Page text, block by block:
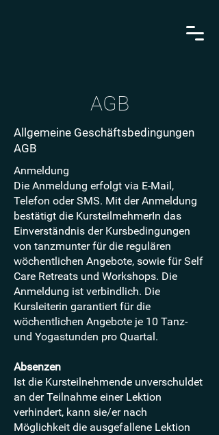
AGB
Allgemeine Geschäftsbedingungen
AGB
Anmeldung
Die Anmeldung erfolgt via E-Mail,
Telefon oder SMS. Mit der Anmeldung
bestätigt die KursteilmehmerIn das
Einverständnis der Kursbedingungen
von tanzmunter für die regulären
wöchentlichen Angebote, sowie für Self
Care Retreats und Workshops. Die
Anmeldung ist verbindlich. Die
Kursleiterin garantiert für die
wöchentlichen Angebote je 10 Tanz-
und Yogastunden pro Quartal.
Absenzen
Ist die Kursteilnehmende unverschuldet
an der Teilnahme einer Lektion
verhindert, kann sie/er nach
Möglichkeit die ausgefallene Lektion